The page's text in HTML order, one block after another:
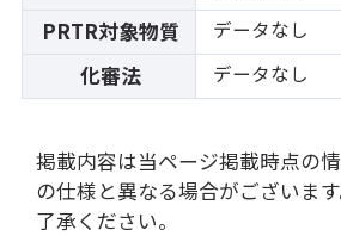
PRTR対象物質 データなし
化審法 データなし
掲載内容は当ページ掲載時点の
の仕様と異なる場合がございま
了承ください。